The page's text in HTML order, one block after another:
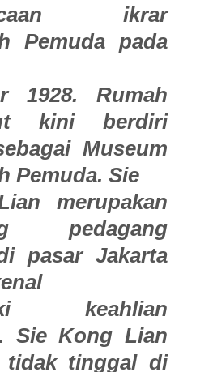
ikrar
Pemuda pada
1928. Rumah
kini berdiri
Museum
Pemuda. Sie
merupakan
pedagang
pasar Jakarta
keahlian
Sie Kong Lian
tidak tinggal di